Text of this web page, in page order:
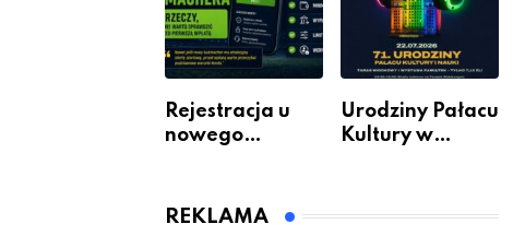
Rejestracja u
nowego
warto
Urodziny Pałacu
Kultury w
REKLAMA